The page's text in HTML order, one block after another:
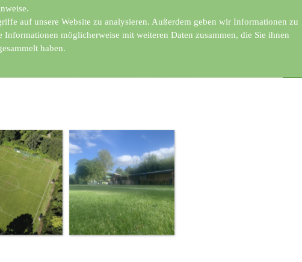
auf unsere Website zu analysieren. Außerdem geben wir Informationen zu
möglicherweise mit weiteren Daten zusammen, die Sie ihnen
haben.